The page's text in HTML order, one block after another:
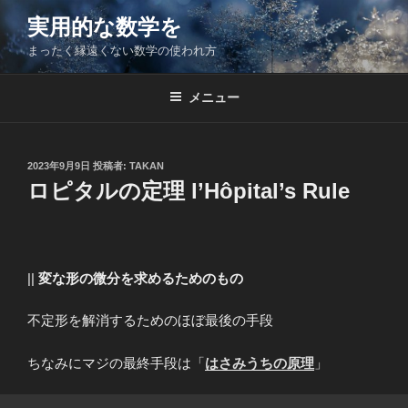
ン
テ
ン
実用的な数学を
まったく縁遠くない数学の使われ方
メニュー
投
日:
2023年9月9日 投稿者: TAKAN
ロピタルの定理 l’Hôpital’s Rule
|| 変な形の微分を求めるためのもの
不定形を解消するためのほぼ最後の手段
ちなみにマジの最終手段は「はさみうちの原理 」